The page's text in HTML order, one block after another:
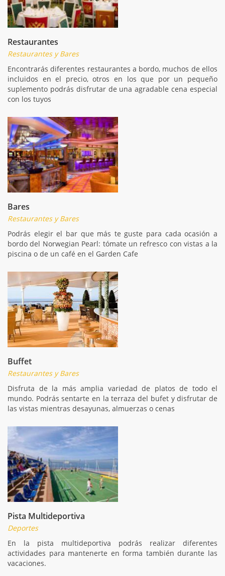
Restaurantes
Restaurantes y Bares
Encontrarás diferentes restaurantes a bordo, muchos de ellos
incluidos en el precio, otros en los que por un pequeño
suplemento podrás disfrutar de una agradable cena especial
con los tuyos
Bares
Restaurantes y Bares
Podrás elegir el bar que más te guste para cada ocasión a
bordo del Norwegian Pearl: tómate un refresco con vistas a la
piscina o de un café en el Garden Cafe
Buffet
Restaurantes y Bares
Disfruta de la más amplia variedad de platos de todo el
mundo. Podrás sentarte en la terraza del bufet y disfrutar de
las vistas mientras desayunas, almuerzas o cenas
Pista Multideportiva
Deportes
En la pista multideportiva podrás realizar diferentes
actividades para mantenerte en forma también durante las
vacaciones.